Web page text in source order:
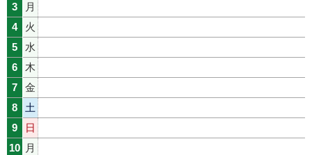
3
月
4
火
5
水
6
木
7
金
8
土
9
日
10 月